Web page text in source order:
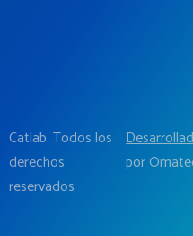
Catlab. Todos los
derechos
reservados
por